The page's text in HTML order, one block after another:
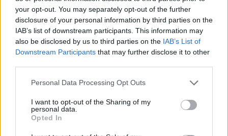
your opt-out. You may separately opt-out of the further
disclosure of your personal information by third parties on the
IAB’s list of downstream participants. This information may
also be disclosed by us to third parties on the IAB’s List of
Downstream Participants that may further disclose it to other
Personal Data Processing Opt Outs
I want to opt-out of the Sharing of my
personal data.
Opted In
Στο σημείο εμφανίστηκε πεζός 38χρονος
ημεδαπός ο οποίος επέδειξε αστυνομικό δελτίο
ταυτότητας με τα στοιχεία του αναγραφόμενου
ως παραλήπτη και αφού υπέγραψε σε σχετικό
έντυπο και παρέλαβε το επίμαχο δέμα
πραγματοποιήθηκε επέμβαση και ο δράστης
Κατά την διάρκεια της προανάκρισης προέκυψε